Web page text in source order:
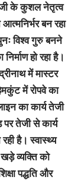
जी के कुशल नेतृत्व
बन रहा
विश्व गुरु बनने
हो रहा है।
में मास्टर
में रोपवे का
का कार्य तेजी
तेजी से कार्य
है। स्वास्थ्य
व्यक्ति को
पद्धति और